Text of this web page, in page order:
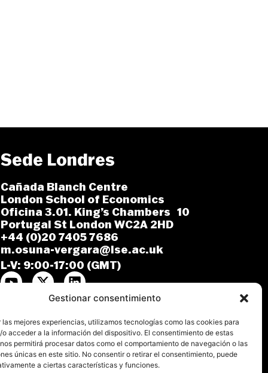
Gestionar consentimiento
las mejores experiencias, utilizamos tecnologías como las cookies para
o acceder a la información del dispositivo. El consentimiento de estas
permitirá procesar datos como el comportamiento de navegación o las
únicas en este sitio. No consentir o retirar el consentimiento, puede
a ciertas características y funciones.
Sede Londres
Cañada Blanch Centre
London School of Economics
Oficina 3.01. King’s Chambers 10
Portugal St London WC2A 2HD
+44 (0)20 7405 7686
m.osuna-vergara@lse.ac.uk
L-V: 9:00-17:00 (GMT)